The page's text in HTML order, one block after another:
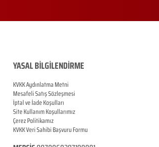
YASAL BİLGİLENDİRME
KVKK Aydınlatma Metni
Mesafeli Satış Sözleşmesi
İptal ve İade Koşulları
Site Kullanım Koşullarımız
Çerez Politikamız
KVKK Veri Sahibi Başvuru Formu